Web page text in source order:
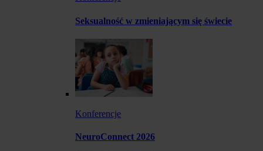
Seksualność w zmieniającym się świecie
Konferencje
NeuroConnect 2026